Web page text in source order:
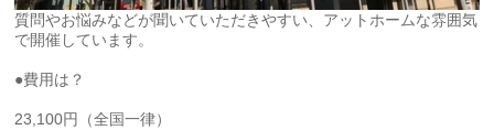
質問やお悩みなどが聞いていただきやすい、アットホームな雰囲気
で開催しています。
●費用は？
23,100円（全国一律）